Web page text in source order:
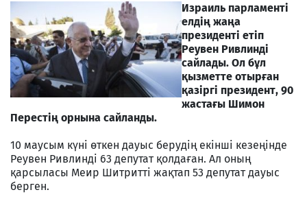
Израиль парламенті
елдің жаңа
президенті етіп
Реувен Ривлинді
сайлады. Ол бұл
қызметте отырған
қазіргі президент, 90
жастағы Шимон
Перестің орнына сайланды.
10 маусым күні өткен дауыс берудің екінші кезеңінде
Реувен Ривлинді 63 депутат қолдаған. Ал оның
қарсыласы Меир Шитритті жақтап 53 депутат дауыс
берген.